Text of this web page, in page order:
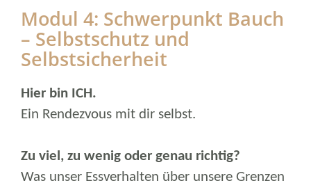
Modul 4: Schwerpunkt Bauch
– Selbstschutz und
Selbstsicherheit
Hier bin ICH.
Ein Rendezvous mit dir selbst.
Zu viel, zu wenig oder genau richtig?
Was unser Essverhalten über unsere Grenzen